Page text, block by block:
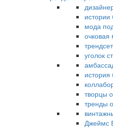
истории
мода
очковая
уголок
творцы
тренды
Джеймс